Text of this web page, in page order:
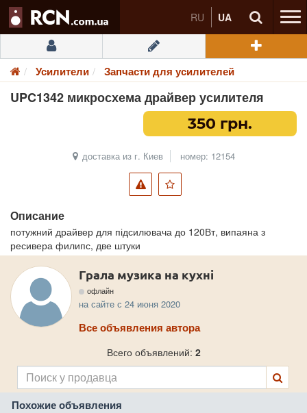
RU UA
Усилители Запчасти для усилителей
UPC1342 микросхема драйвер усилителя
350 грн.
доставка из г. Киев номер: 12154
Описание
потужний драйвер для підсилювача до 120Вт, випаяна з
ресивера филипс, две штуки
Грала музика на кухні
офлайн
на сайте с 24 июня 2020
Все объявления автора
Всего объявлений: 2
Похожие объявления